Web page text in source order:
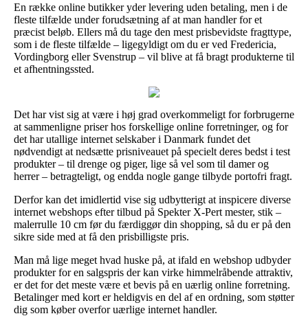
En række online butikker yder levering uden betaling, men i de
fleste tilfælde under forudsætning af at man handler for et
præcist beløb. Ellers må du tage den mest prisbevidste fragttype,
som i de fleste tilfælde – ligegyldigt om du er ved Fredericia,
Vordingborg eller Svenstrup – vil blive at få bragt produkterne til
et afhentningssted.
Det har vist sig at være i høj grad overkommeligt for forbrugerne
at sammenligne priser hos forskellige online forretninger, og for
det har utallige internet selskaber i Danmark fundet det
nødvendigt at nedsætte prisniveauet på specielt deres bedst i test
produkter – til drenge og piger, lige så vel som til damer og
herrer – betragteligt, og endda nogle gange tilbyde portofri fragt.
Derfor kan det imidlertid vise sig udbytterigt at inspicere diverse
internet webshops efter tilbud på Spekter X-Pert mester, stik –
malerrulle 10 cm før du færdiggør din shopping, så du er på den
sikre side med at få den prisbilligste pris.
Man må lige meget hvad huske på, at ifald en webshop udbyder
produkter for en salgspris der kan virke himmelråbende attraktiv,
er det for det meste være et bevis på en uærlig online forretning.
Betalinger med kort er heldigvis en del af en ordning, som støtter
dig som køber overfor uærlige internet handler.